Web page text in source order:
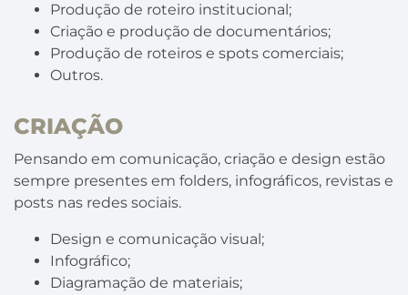
Produção de roteiro institucional;
Criação e produção de documentários;
Produção de roteiros e spots comerciais;
Outros.
CRIAÇÃO
Pensando em comunicação, criação e design estão
sempre presentes em folders, infográficos, revistas e
posts nas redes sociais.
Design e comunicação visual;
Infográfico;
Diagramação de materiais;